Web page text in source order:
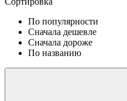
По популярности
Сначала дешевле
Сначала дороже
По названию